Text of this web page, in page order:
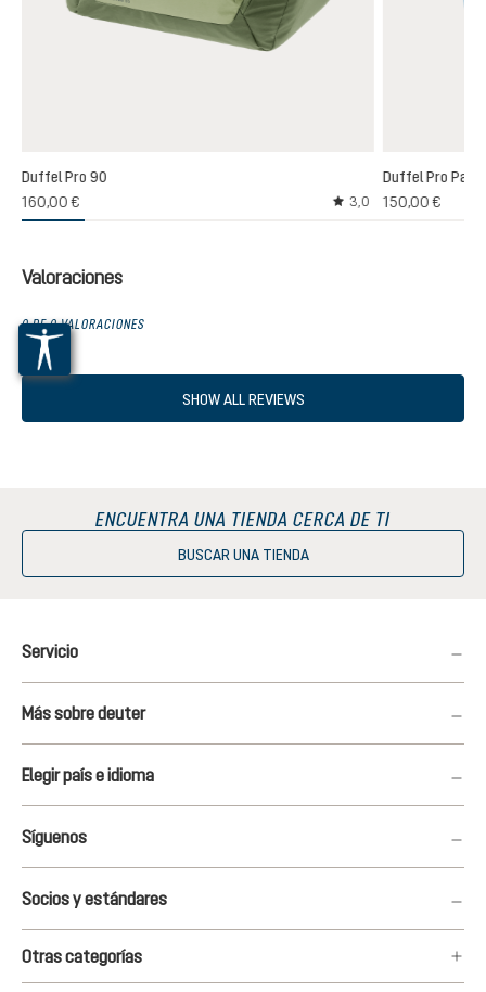
Duffel Pro 90
160,00 €
Calificación
3,0
Duffel Pro Pack
150,00 €
Valoraciones
0 DE 0 VALORACIONES
SHOW ALL REVIEWS
ENCUENTRA UNA TIENDA CERCA DE TI
BUSCAR UNA TIENDA
Servicio
Más sobre deuter
Elegir país e idioma
Síguenos
Socios y estándares
Otras categorías